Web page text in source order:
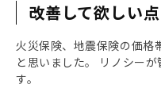
改善して欲しい点
火災保険、地震保険の価格
と思いました。 リノシー
す。